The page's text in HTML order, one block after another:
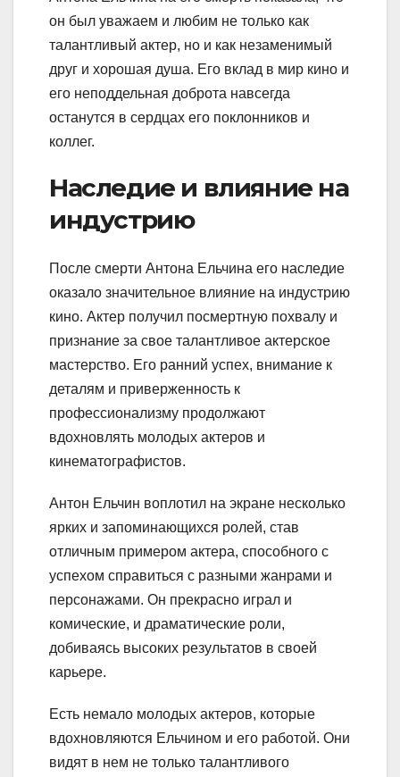
он был уважаем и любим не только как
талантливый актер, но и как незаменимый
друг и хорошая душа. Его вклад в мир кино и
его неподдельная доброта навсегда
останутся в сердцах его поклонников и
коллег.
Наследие и влияние на
индустрию
После смерти Антона Ельчина его наследие
оказало значительное влияние на индустрию
кино. Актер получил посмертную похвалу и
признание за свое талантливое актерское
мастерство. Его ранний успех, внимание к
деталям и приверженность к
профессионализму продолжают
вдохновлять молодых актеров и
кинематографистов.
Антон Ельчин воплотил на экране несколько
ярких и запоминающихся ролей, став
отличным примером актера, способного с
успехом справиться с разными жанрами и
персонажами. Он прекрасно играл и
комические, и драматические роли,
добиваясь высоких результатов в своей
карьере.
Есть немало молодых актеров, которые
вдохновляются Ельчином и его работой. Они
видят в нем не только талантливого